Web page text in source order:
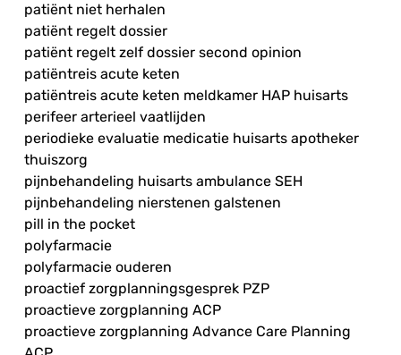
patiënt niet herhalen
patiënt regelt dossier
patiënt regelt zelf dossier second opinion
patiëntreis acute keten
patiëntreis acute keten meldkamer HAP huisarts
perifeer arterieel vaatlijden
periodieke evaluatie medicatie huisarts apotheker
thuiszorg
pijnbehandeling huisarts ambulance SEH
pijnbehandeling nierstenen galstenen
pill in the pocket
polyfarmacie
polyfarmacie ouderen
proactief zorgplanningsgesprek PZP
proactieve zorgplanning ACP
proactieve zorgplanning Advance Care Planning